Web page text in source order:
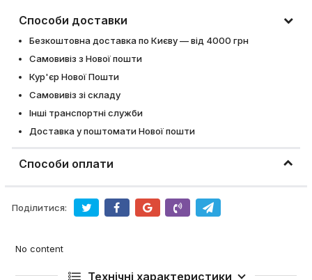
Способи доставки
Безкоштовна доставка по Києву — від 4000 грн
Самовивіз з Нової пошти
Кур'єр Нової Пошти
Самовивіз зі складу
Інші транспортні служби
Доставка у поштомати Нової пошти
Способи оплати
Поділитися:
No content
Технічні характеристики